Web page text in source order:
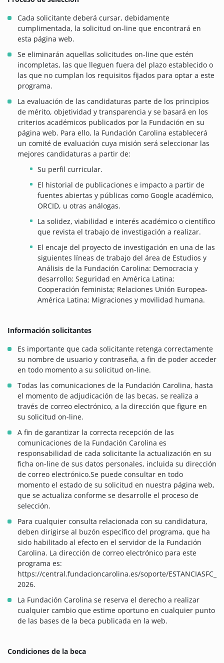
Cada solicitante deberá cursar, debidamente
cumplimentada, la solicitud on-line que encontrará en
esta página web.
Se eliminarán aquellas solicitudes on-line que estén
incompletas, las que lleguen fuera del plazo establecido o
las que no cumplan los requisitos fijados para optar a este
programa.
La evaluación de las candidaturas parte de los principios
de mérito, objetividad y transparencia y se basará en los
criterios académicos publicados por la Fundación en su
página web. Para ello, la Fundación Carolina establecerá
un comité de evaluación cuya misión será seleccionar las
mejores candidaturas a partir de:
Su perfil curricular.
El historial de publicaciones e impacto a partir de
fuentes abiertas y públicas como Google académico,
ORCID, u otras análogas.
La solidez, viabilidad e interés académico o científico
que revista el trabajo de investigación a realizar.
El encaje del proyecto de investigación en una de las
siguientes líneas de trabajo del área de Estudios y
Análisis de la Fundación Carolina: Democracia y
desarrollo; Seguridad en América Latina;
Cooperación feminista; Relaciones Unión Europea-
América Latina; Migraciones y movilidad humana.
Información solicitantes
Es importante que cada solicitante retenga correctamente
su nombre de usuario y contraseña, a fin de poder acceder
en todo momento a su solicitud on-line.
Todas las comunicaciones de la Fundación Carolina, hasta
el momento de adjudicación de las becas, se realiza a
través de correo electrónico, a la dirección que figure en
su solicitud on-line.
A fin de garantizar la correcta recepción de las
comunicaciones de la Fundación Carolina es
responsabilidad de cada solicitante la actualización en su
ficha on-line de sus datos personales, incluida su dirección
de correo electrónico.Se puede consultar en todo
momento el estado de su solicitud en nuestra página web,
que se actualiza conforme se desarrolle el proceso de
selección.
Para cualquier consulta relacionada con su candidatura,
deben dirigirse al buzón específico del programa, que ha
sido habilitado al efecto en el servidor de la Fundación
Carolina. La dirección de correo electrónico para este
programa es:
https://central.fundacioncarolina.es/soporte/ESTANCIASFC_
2026.
La Fundación Carolina se reserva el derecho a realizar
cualquier cambio que estime oportuno en cualquier punto
de las bases de la beca publicada en la web.
Condiciones de la beca